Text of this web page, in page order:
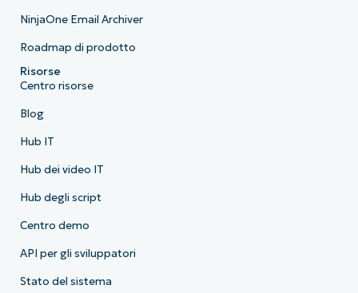
NinjaOne Email Archiver
Roadmap di prodotto
Risorse
Centro risorse
Blog
Hub IT
Hub dei video IT
Hub degli script
Centro demo
API per gli sviluppatori
Stato del sistema